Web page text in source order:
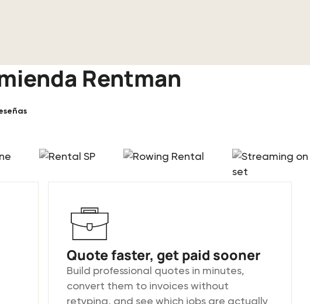
Rentman
Quote faster, get paid sooner
Build professional quotes in minutes,
convert them to invoices without
retyping, and see which jobs are actually